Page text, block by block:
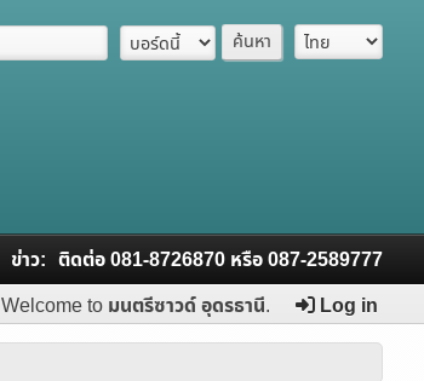
ข่าว: ติดต่อ 081-8726870 หรือ 087-2589777
Welcome to มนตรีซาวด์ อุดรธานี. Log in